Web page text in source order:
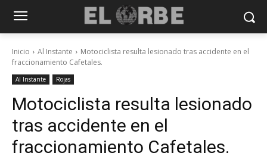
Inicio Al Instante
Motociclista resulta lesionado tras accidente en el
fraccionamiento Cafetales.
Al Instante Rojas
Motociclista resulta lesionado
tras accidente en el
fraccionamiento Cafetales.